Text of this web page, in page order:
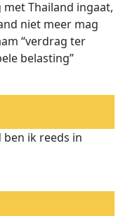
Thailand ingaat,
niet meer mag
“verdrag ter
belasting”
ben ik reeds in